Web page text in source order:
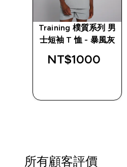
Training 樸質系列 男
士短袖 T 恤 - 暴風灰
NT$1000‎
所有顧客評價